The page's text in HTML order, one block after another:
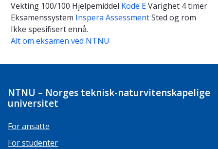
Vekting 100/100 Hjelpemiddel Kode EVarighet 4 timer
Eksamenssystem Inspera AssessmentSted og rom
Ikke spesifisert ennå.
Alt om eksamen ved NTNU
NTNU – Norges teknisk-naturvitenskapelige
universitet
For ansatte
For studenter